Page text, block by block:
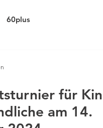
60plus
für
am 14.